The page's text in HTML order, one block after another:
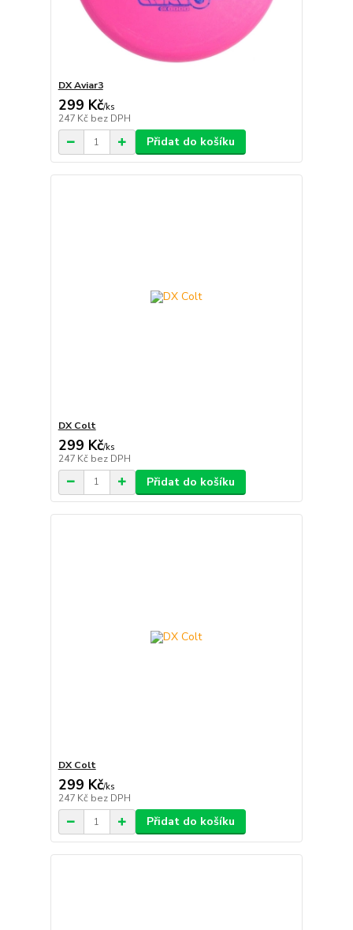
DX Aviar3
299 Kč/ks
247 Kč bez DPH
Přidat do košíku
DX Colt
299 Kč/ks
247 Kč bez DPH
Přidat do košíku
DX Colt
299 Kč/ks
247 Kč bez DPH
Přidat do košíku